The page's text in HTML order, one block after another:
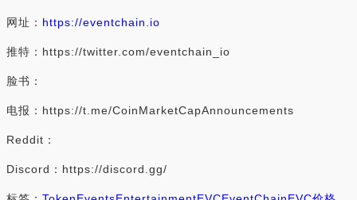
网址： https://eventchain.io
推特：https://twitter.com/eventchain_io
脸书：
电报：https://t.me/CoinMarketCapAnnouncements
Reddit：
Discord：https://discord.gg/